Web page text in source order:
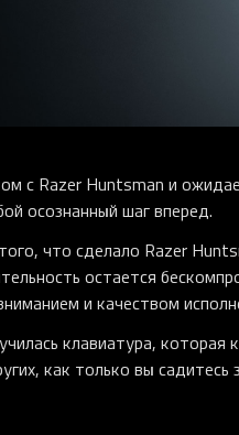
с Razer Huntsman и
осознанный шаг вперед.
что сделало Razer
остается
и качеством
клавиатура,
как только вы садитесь